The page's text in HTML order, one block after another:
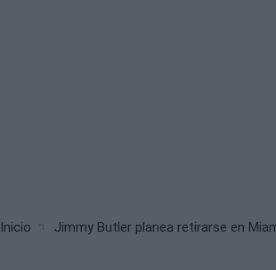
Breadcrumb
Inicio Jimmy Butler planea retirarse en